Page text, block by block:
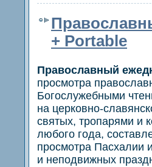
+ Portable
Православный
просмотра
Богослужебными
на церковно-
святых, тропарями и
любого года,
просмотра Пасхалии
и неподвижных